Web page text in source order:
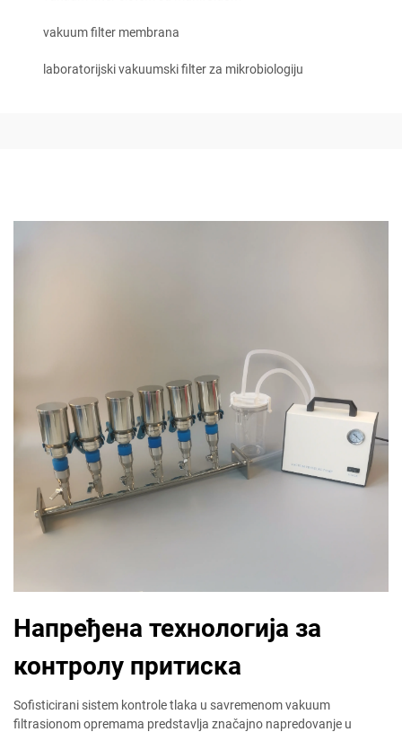
vakuum filter membrana
laboratorijski vakuumski filter za mikrobiologiju
Напређена технологија за
контролу притиска
Sofisticirani sistem kontrole tlaka u savremenom vakuum
filtrasionom opremama predstavlja značajno napredovanje u